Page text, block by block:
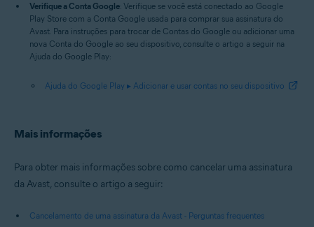
Verifique a Conta Google: Verifique se você está conectado ao Google
Play Store com a Conta Google usada para comprar sua assinatura do
Avast. Para instruções para trocar de Contas do Google ou adicionar uma
nova Conta do Google ao seu dispositivo, consulte o artigo a seguir na
Ajuda do Google Play:
Ajuda do Google Play ▸ Adicionar e usar contas no seu dispositivo
Mais informações
Para obter mais informações sobre como cancelar uma assinatura
da Avast, consulte o artigo a seguir:
Cancelamento de uma assinatura da Avast - Perguntas frequentes